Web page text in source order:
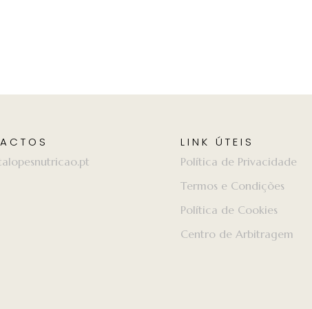
LINK ÚTEIS
Política de Privacidade
Termos e Condições
Política de Cookies
Centro de Arbitragem